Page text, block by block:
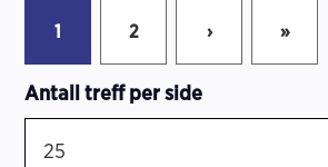
1 2 › »
Antall treff per side
25